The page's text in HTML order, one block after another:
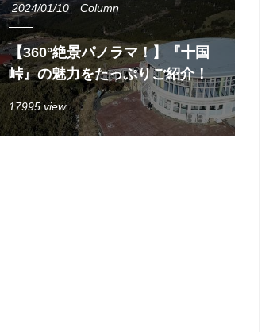
2024/01/10 Column
【360°絶景パノラマ！】『十国
峠』の魅力をたっぷりご紹介！
17995 view